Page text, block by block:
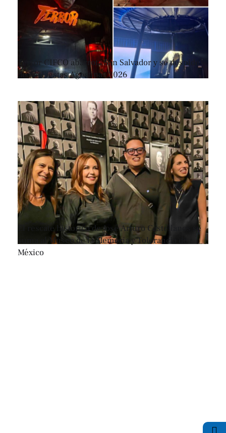
Terror CIFCO abarrota San Salvador y se despide
de las Fiestas Agostinas 2026
El rescate histórico de José Arturo Castellanos se
suma al Museo de la Memoria y Tolerancia de
México